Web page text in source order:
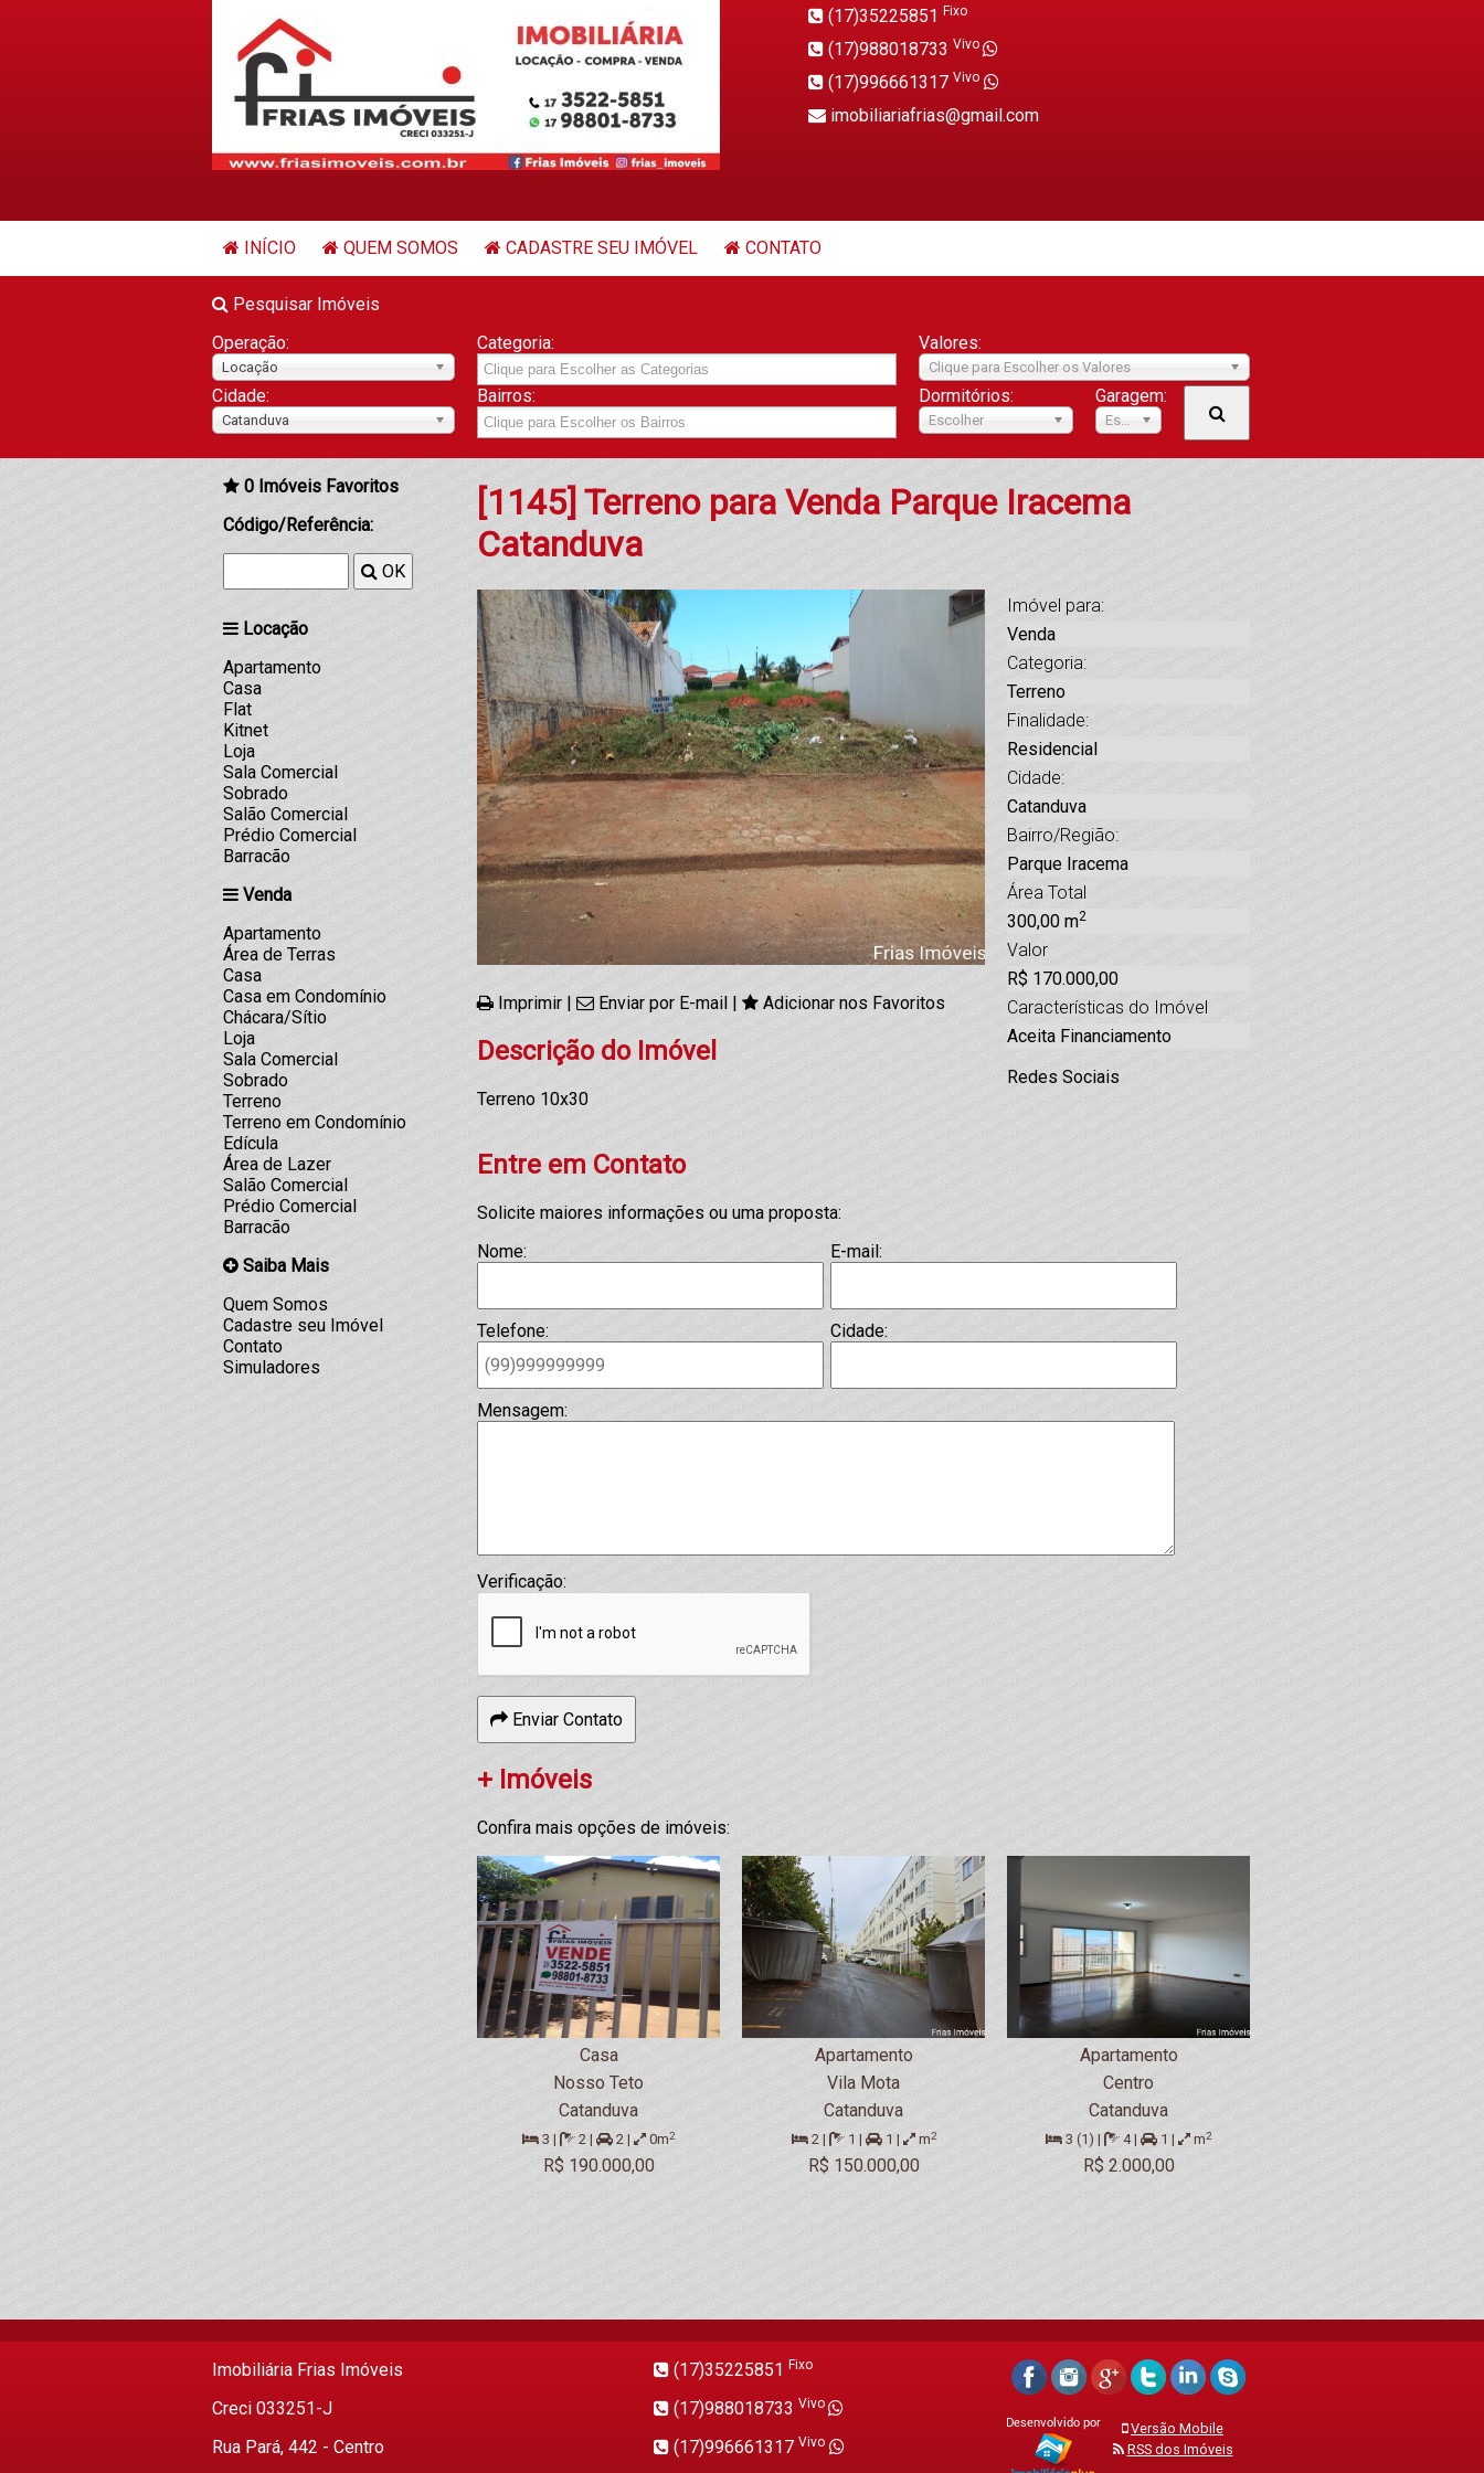
(17)35225851 Fixo
(17)988018733 Vivo
(17)996661317 Vivo
imobiliariafrias@gmail.com
INÍCIO QUEM SOMOS CADASTRE SEU IMÓVEL CONTATO
Pesquisar Imóveis
Operação:
Locação
Categoria: Valores:
Clique para Escolher os Valores
Cidade:
Catanduva
Bairros: Dormitórios:
Escolher
Garagem:
Escolher
0 Imóveis Favoritos
Código/Referência:
OK
Locação
Apartamento
Casa
Flat
Kitnet
Loja
Sala Comercial
Sobrado
Salão Comercial
Prédio Comercial
Barracão
Venda
Apartamento
Área de Terras
Casa
Casa em Condomínio
Chácara/Sítio
Loja
Sala Comercial
Sobrado
Terreno
Terreno em Condomínio
Edícula
Área de Lazer
Salão Comercial
Prédio Comercial
Barracão
Saiba Mais
Quem Somos
Cadastre seu Imóvel
Contato
Simuladores
[1145] Terreno para Venda Parque Iracema
Catanduva
Imprimir | Enviar por E-mail | Adicionar nos Favoritos
Descrição do Imóvel
Terreno 10x30
Imóvel para:
Venda
Categoria:
Terreno
Finalidade:
Residencial
Cidade:
Catanduva
Bairro/Região:
Parque Iracema
Área Total
300,00 m2
Valor
R$ 170.000,00
Características do Imóvel
Aceita Financiamento
Redes Sociais
Entre em Contato
Solicite maiores informações ou uma proposta:
Nome:
Telefone:
E-mail:
Cidade:
Mensagem:
Verificação:
Enviar Contato
+ Imóveis
Confira mais opções de imóveis:
Casa
Nosso Teto
Catanduva
3 | 2 | 2 | 0m2
R$ 190.000,00
Apartamento
Vila Mota
Catanduva
2 | 1 | 1 | m2
R$ 150.000,00
Apartamento
Centro
Catanduva
3 (1) | 4 | 1 | m2
R$ 2.000,00
Imobiliária Frias Imóveis
Creci 033251-J
Rua Pará, 442 - Centro
(17)35225851 Fixo
(17)988018733 Vivo
(17)996661317 Vivo
Versão Mobile
RSS dos Imóveis